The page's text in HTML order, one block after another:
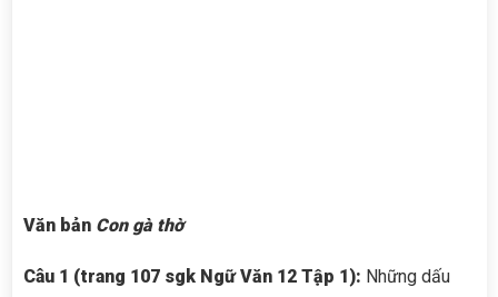
Văn bản Con gà thờ
Câu 1 (trang 107 sgk Ngữ Văn 12 Tập 1): Những dấu